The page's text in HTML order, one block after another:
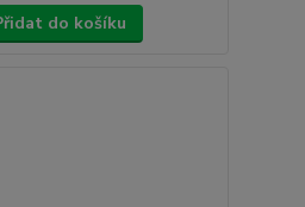
do košíku